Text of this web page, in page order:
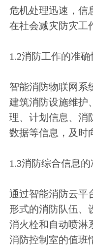
危机处理迅速，信
在社会减灾防灾工
1.2消防工作的准
智能消防物联网系
建筑消防设施维护
理、计划信息、消
数据等信息，及时
1.3消防综合信息
通过智能消防云平
形式的消防队伍、
消火栓和自动喷淋
消防控制室的值班